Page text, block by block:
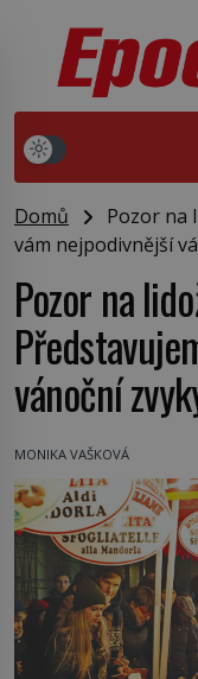
Domů
Pozor na
vám nejpodivnější
Pozor na
vánoční
MONIKA VAŠKOVÁ